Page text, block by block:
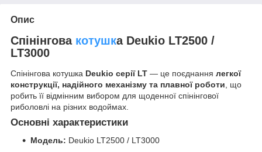
Опис
Спінінговакотушка Deukio LT2500 /
LT3000
Спінінгова котушка Deukio серії LT — це поєднання легкої
конструкції, надійного механізму та плавної роботи, що
робить її відмінним вибором для щоденної спінінгової
риболовлі на різних водоймах.
Основні характеристики
Модель: Deukio LT2500 / LT3000